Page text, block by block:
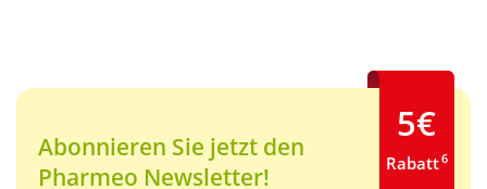
Abonnieren Sie jetzt den
Pharmeo Newsletter!
5€
Rabatt6